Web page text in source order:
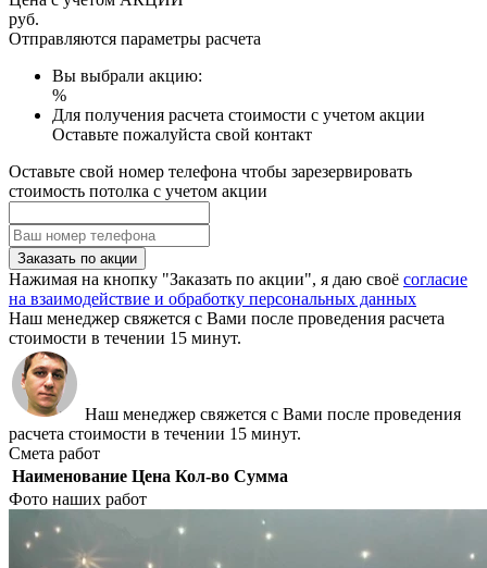
руб.
Отправляются параметры расчета
Вы выбрали акцию:
%
Для получения расчета стоимости с учетом акции
Оставьте пожалуйста свой контакт
Оставьте свой номер телефона чтобы зарезервировать
стоимость потолка с учетом акции
Заказать по акции
Нажимая на кнопку "Заказать по акции", я даю своё согласие
на взаимодействие и обработку персональных данных
Наш менеджер свяжется с Вами после проведения расчета
стоимости в течении 15 минут.
Наш менеджер свяжется с Вами после проведения
расчета стоимости в течении 15 минут.
Смета работ
Наименование Цена Кол-во Сумма
Фото наших работ